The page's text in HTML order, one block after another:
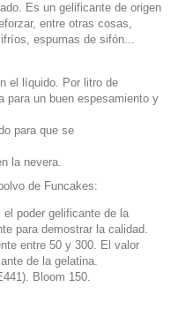
Es un gelificante de origen
entre otras cosas,
espumas de sifón...
el líquido. Por litro de
para un buen espesamiento y
para que se
la nevera.
de Funcakes:
el poder gelificante de la
para demostrar la calidad.
entre 50 y 300. El valor
de la gelatina.
Bloom 150.